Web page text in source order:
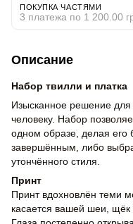
ПОКУПКА ЧАСТЯМИ
3 платежа по 1 200.00
Описание
Набор твилли и платка
Изысканное решение для
человеку. Набор
одном образе, делая его
завершённым, либо
утончённого стиля.
Принт
Принт вдохновлён теми
касается вашей шеи, щёк